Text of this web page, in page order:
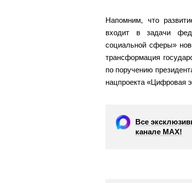
Напомним, что
входит в задачи
социальной сферы»
трансформация
по поручению
нацпроекта «Цифровая
Все
канале МАХ!